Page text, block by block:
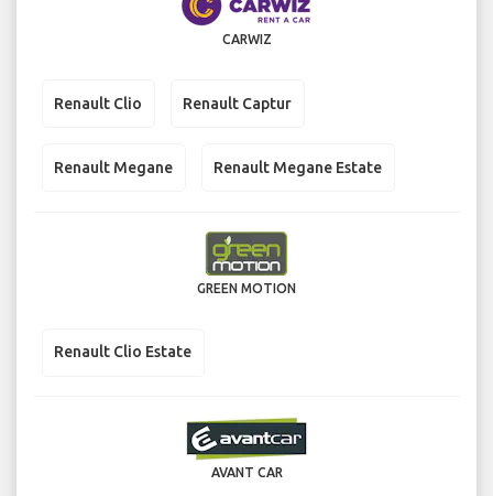
CARWIZ
Renault Clio Renault Captur
Renault Megane Renault Megane Estate
GREEN MOTION
Renault Clio Estate
AVANT CAR